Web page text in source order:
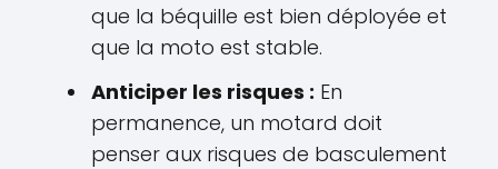
que la béquille est bien déployée et
que la moto est stable.
Anticiper les risques : En
permanence, un motard doit
penser aux risques de basculement